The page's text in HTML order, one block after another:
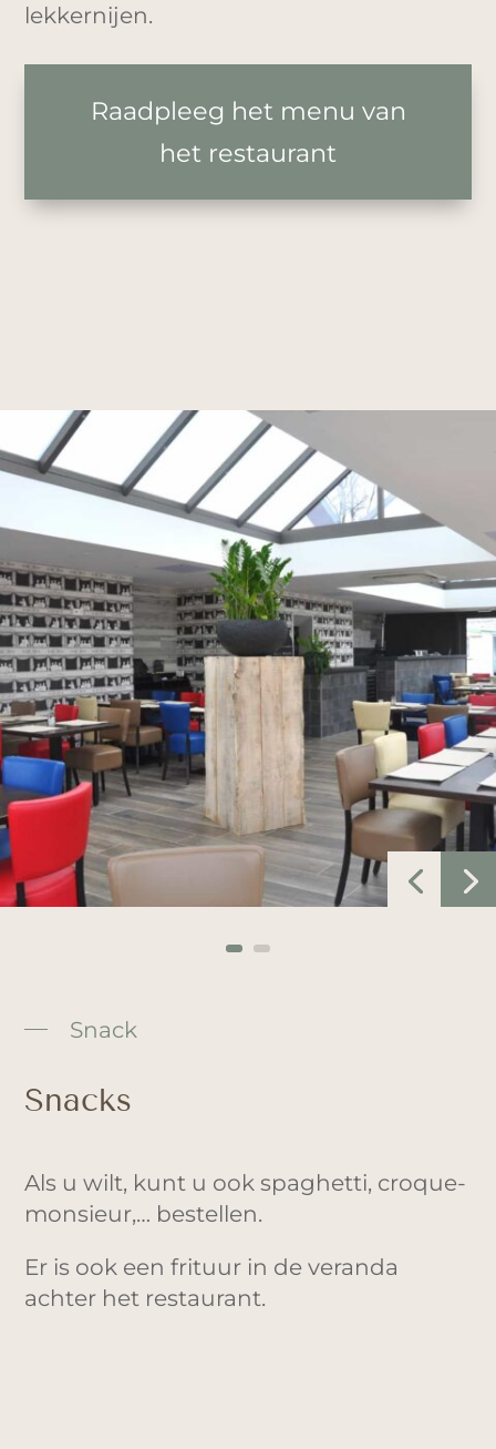
lekkernijen.
Raadpleeg het menu van
het restaurant
Snack
Snacks
Als u wilt, kunt u ook spaghetti, croque-
monsieur,… bestellen.
Er is ook een frituur in de veranda
achter het restaurant.